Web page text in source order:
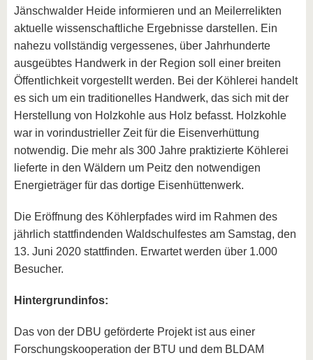
Jänschwalder Heide informieren und an Meilerrelikten
aktuelle wissenschaftliche Ergebnisse darstellen. Ein
nahezu vollständig vergessenes, über Jahrhunderte
ausgeübtes Handwerk in der Region soll einer breiten
Öffentlichkeit vorgestellt werden. Bei der Köhlerei handelt
es sich um ein traditionelles Handwerk, das sich mit der
Herstellung von Holzkohle aus Holz befasst. Holzkohle
war in vorindustrieller Zeit für die Eisenverhüttung
notwendig. Die mehr als 300 Jahre praktizierte Köhlerei
lieferte in den Wäldern um Peitz den notwendigen
Energieträger für das dortige Eisenhüttenwerk.
Die Eröffnung des Köhlerpfades wird im Rahmen des
jährlich stattfindenden Waldschulfestes am Samstag, den
13. Juni 2020 stattfinden. Erwartet werden über 1.000
Besucher.
Hintergrundinfos:
Das von der DBU geförderte Projekt ist aus einer
Forschungskooperation der BTU und dem BLDAM